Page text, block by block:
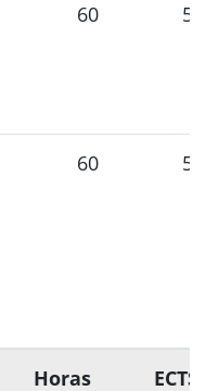
60 5
60 5
Horas
ECTS